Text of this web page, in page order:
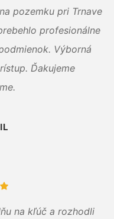
pozemku pri Trnave
profesionálne
Výborná
Ďakujeme
na kľúč a rozhodli